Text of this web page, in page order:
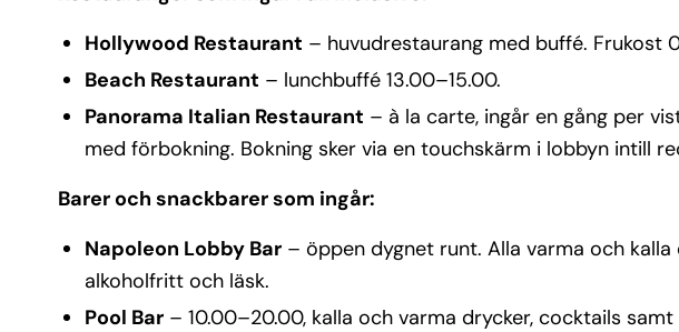
Hollywood Restaurant – huvudrestaurang med buffé. Frukost
Beach Restaurant – lunchbuffé 13.00–15.00.
Panorama Italian Restaurant – à la carte, ingår en gång per
med förbokning. Bokning sker via en touchskärm i lobbyn intill
Barer och snackbarer som ingår:
Napoleon Lobby Bar – öppen dygnet runt. Alla varma och
alkoholfritt och läsk.
Pool Bar – 10.00–20.00, kalla och varma drycker, cocktails